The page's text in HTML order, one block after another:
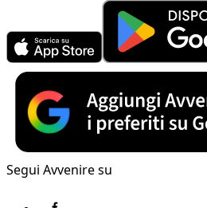
Segui Avvenire su